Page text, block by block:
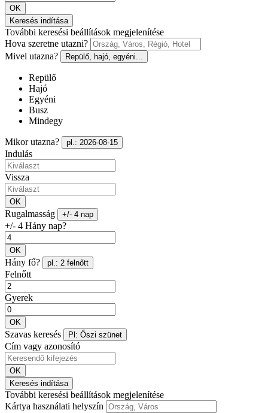
OK
Keresés indítása
További keresési beállítások megjelenítése
Hova szeretne utazni?
Mivel utazna?
Repülő, hajó, egyéni...
Repülő
Hajó
Egyéni
Busz
Mindegy
Mikor utazna? pl.: 2026-08-15
Indulás
Vissza
OK
Rugalmasság +/- 4 nap
+/- 4 Hány nap?
OK
Hány fő? pl.: 2 felnőtt
Felnőtt
Gyerek
OK
Szavas keresés Pl: Őszi szünet
Cím vagy azonosító
OK
Keresés indítása
További keresési beállítások megjelenítése
Kártya használati helyszín